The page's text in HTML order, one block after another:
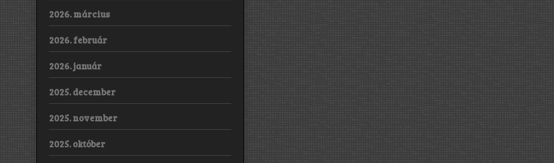
2026. március
2026. február
2026. január
2025. december
2025. november
2025. október